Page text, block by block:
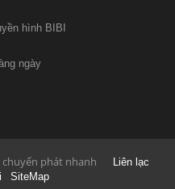
hình BIBI
ngày
chuyển phát nhanh
Liên lạc
SiteMap